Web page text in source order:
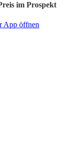
im Prospekt
App öffnen